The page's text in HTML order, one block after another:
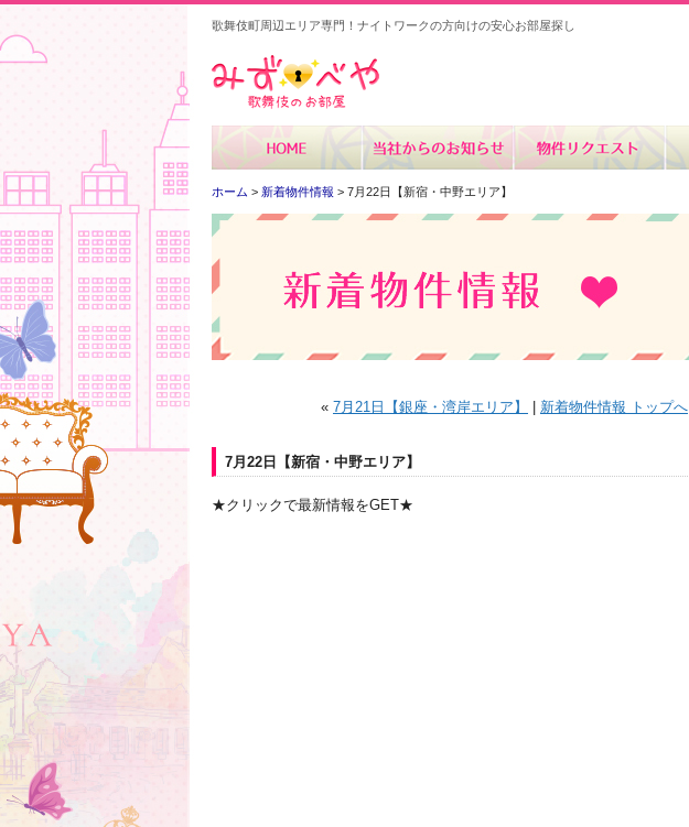
歌舞伎町周辺エリア専門！ナイトワークの方向けの安心お部屋探し
ホーム > 新着物件情報 > 7月22日【新宿・中野エリア】
« 7月21日【銀座・湾岸エリア】 新着物件情報 トップへ
7月22日【新宿・中野エリア】
★クリックで最新情報をGET★